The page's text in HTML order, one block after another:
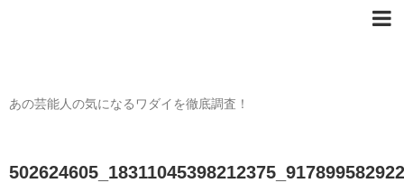
あの芸能人の気になるワダイを徹底調査！